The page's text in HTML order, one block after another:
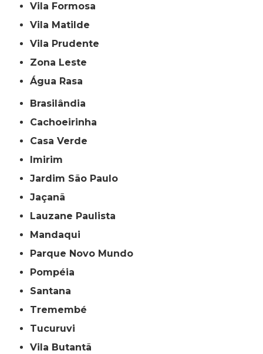
Vila Formosa
Vila Matilde
Vila Prudente
Zona Leste
Água Rasa
Brasilândia
Cachoeirinha
Casa Verde
Imirim
Jardim São Paulo
Jaçanã
Lauzane Paulista
Mandaqui
Parque Novo Mundo
Pompéia
Santana
Tremembé
Tucuruvi
Vila Butantã